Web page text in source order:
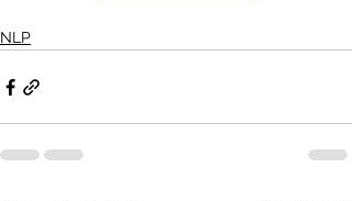
NLP